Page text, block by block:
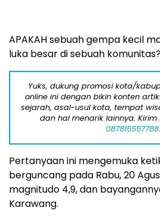
APAKAH sebuah gempa kecil
luka besar di sebuah
Yuks, dukung promosi kota/
online ini dengan bikin konten
sejarah, asal-usul kota, tempat
dan hal menarik lainnya. Kirim
087815557788.
Pertanyaan ini mengemuka
berguncang pada Rabu, 20
magnitudo 4,9, dan
Karawang.